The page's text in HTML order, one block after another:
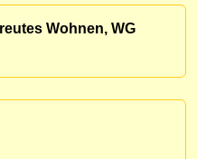
Wohnen, WG